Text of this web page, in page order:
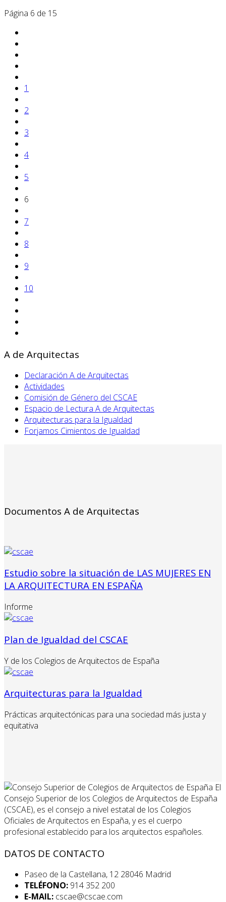
Página 6 de 15
1
2
3
4
5
6
7
8
9
10
A de Arquitectas
Declaración A de Arquitectas
Actividades
Comisión de Género del CSCAE
Espacio de Lectura A de Arquitectas
Arquitecturas para la Igualdad
Forjamos Cimientos de Igualdad
Documentos A de Arquitectas
Estudio sobre la situación de LAS MUJERES EN
LA ARQUITECTURA EN ESPAÑA
Informe
Plan de Igualdad del CSCAE
Y de los Colegios de Arquitectos de España
Arquitecturas para la Igualdad
Prácticas arquitectónicas para una sociedad más justa y
equitativa
El
Consejo Superior de los Colegios de Arquitectos de España
(CSCAE), es el consejo a nivel estatal de los Colegios
Oficiales de Arquitectos en España, y es el cuerpo
profesional establecido para los arquitectos españoles.
DATOS DE CONTACTO
Paseo de la Castellana, 12 28046 Madrid
TELÉFONO: 914 352 200
E-MAIL: cscae@cscae.com